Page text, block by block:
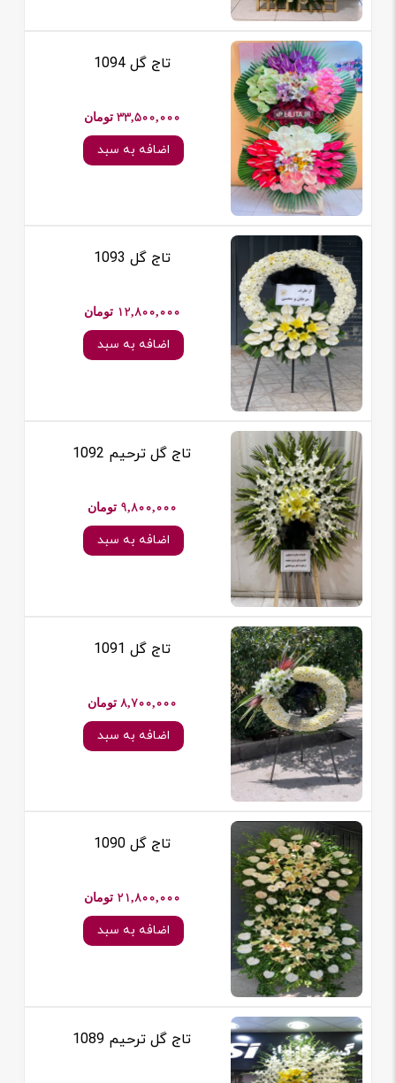
تاج گل 1094
33,500,000 تومان
اضافه به سبد
تاج گل 1093
12,800,000 تومان
اضافه به سبد
تاج گل ترحیم 1092
9,800,000 تومان
اضافه به سبد
تاج گل 1091
8,700,000 تومان
اضافه به سبد
تاج گل 1090
21,800,000 تومان
اضافه به سبد
تاج گل ترحیم 1089